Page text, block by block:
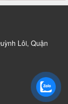
Lôi, Quận